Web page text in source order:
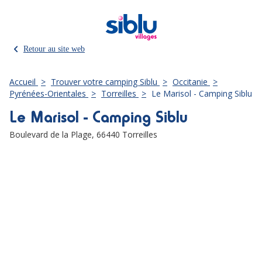
Retour au site web
Accueil Trouver votre camping Siblu
Occitanie
Pyrénées-Orientales
Torreilles Le Marisol - Camping Siblu
Le Marisol - Camping Siblu
Boulevard de la Plage, 66440 Torreilles